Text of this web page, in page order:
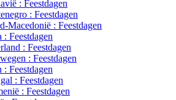
: Feestdagen
: Feestdagen
Macedonië : Feestdagen
: Feestdagen
: Feestdagen
: Feestdagen
: Feestdagen
: Feestdagen
: Feestdagen